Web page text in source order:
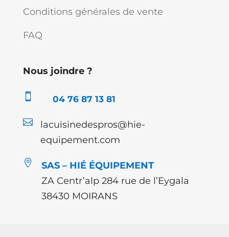
Conditions générales de vente
FAQ
Nous joindre ?
 04 76 87 13 81

lacuisinedespros@hie-
equipement.com

SAS – HIÉ ÉQUIPEMENT
ZA Centr’alp 284 rue de l’Eygala
38430 MOIRANS